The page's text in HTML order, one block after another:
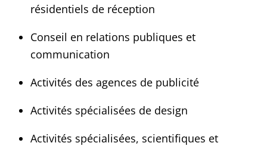
résidentiels de réception
Conseil en relations publiques et
communication
Activités des agences de publicité
Activités spécialisées de design
Activités spécialisées, scientifiques et